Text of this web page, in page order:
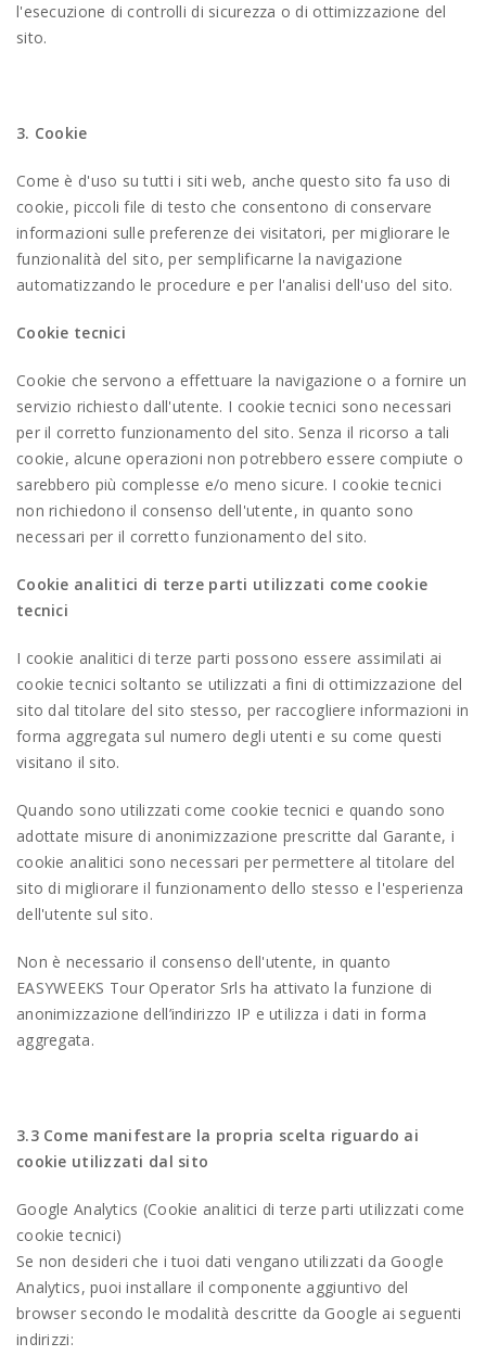
l'esecuzione di controlli di sicurezza o di ottimizzazione del
sito.
3. Cookie
Come è d'uso su tutti i siti web, anche questo sito fa uso di
cookie, piccoli file di testo che consentono di conservare
informazioni sulle preferenze dei visitatori, per migliorare le
funzionalità del sito, per semplificarne la navigazione
automatizzando le procedure e per l'analisi dell'uso del sito.
Cookie tecnici
Cookie che servono a effettuare la navigazione o a fornire un
servizio richiesto dall'utente. I cookie tecnici sono necessari
per il corretto funzionamento del sito. Senza il ricorso a tali
cookie, alcune operazioni non potrebbero essere compiute o
sarebbero più complesse e/o meno sicure. I cookie tecnici
non richiedono il consenso dell'utente, in quanto sono
necessari per il corretto funzionamento del sito.
Cookie analitici di terze parti utilizzati come cookie
tecnici
I cookie analitici di terze parti possono essere assimilati ai
cookie tecnici soltanto se utilizzati a fini di ottimizzazione del
sito dal titolare del sito stesso, per raccogliere informazioni in
forma aggregata sul numero degli utenti e su come questi
visitano il sito.
Quando sono utilizzati come cookie tecnici e quando sono
adottate misure di anonimizzazione prescritte dal Garante, i
cookie analitici sono necessari per permettere al titolare del
sito di migliorare il funzionamento dello stesso e l'esperienza
dell'utente sul sito.
Non è necessario il consenso dell'utente, in quanto
EASYWEEKS Tour Operator Srls ha attivato la funzione di
anonimizzazione dell’indirizzo IP e utilizza i dati in forma
aggregata.
3.3 Come manifestare la propria scelta riguardo ai
cookie utilizzati dal sito
Google Analytics (Cookie analitici di terze parti utilizzati come
cookie tecnici)
Se non desideri che i tuoi dati vengano utilizzati da Google
Analytics, puoi installare il componente aggiuntivo del
browser secondo le modalità descritte da Google ai seguenti
indirizzi: